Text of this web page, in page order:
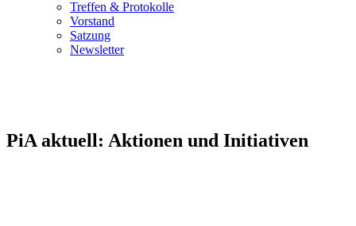
Treffen & Protokolle
Vorstand
Satzung
Newsletter
PiA aktuell: Aktionen und Initiativen